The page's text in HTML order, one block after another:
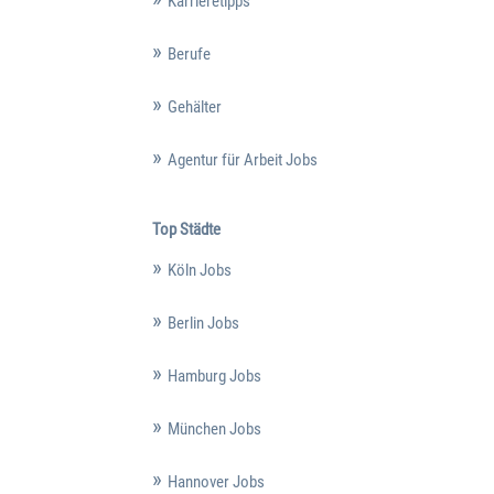
Berufe
Gehälter
Agentur für Arbeit Jobs
Top Städte
Köln Jobs
Berlin Jobs
Hamburg Jobs
München Jobs
Hannover Jobs